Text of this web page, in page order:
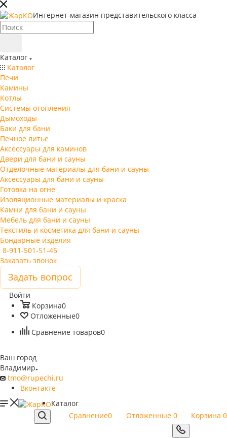
Интернет-магазин представительского класса
Каталог
Каталог
Печи
Камины
Котлы
Системы отопления
Дымоходы
Баки для бани
Печное литье
Аксессуары для каминов
Двери для бани и сауны
Отделочные материалы для бани и сауны
Аксессуары для бани и сауны
Готовка на огне
Изоляционные материалы и краска
Камни для бани и сауны
Мебель для бани и сауны
Текстиль и косметика для бани и сауны
Бондарные изделия
8-911-501-51-45
Заказать звонок
Задать вопрос
Войти
Корзина0
Отложенные0
Сравнение товаров0
Ваш город
Владимир
tmo@rupechi.ru
Вконтакте
Сравнение0 Отложенные 0 Корзина 0
Каталог